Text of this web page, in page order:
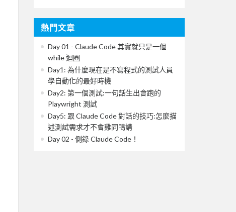
熱門文章
Day 01 - Claude Code 其實就只是一個
while 迴圈
Day1: 為什麼現在是不寫程式的測試人員
學自動化的最好時機
Day2: 第一個測試:一句話生出會跑的
Playwright 測試
Day5: 跟 Claude Code 對話的技巧:怎麼描
述測試需求才不會雞同鴨講
Day 02 - 側錄 Claude Code！